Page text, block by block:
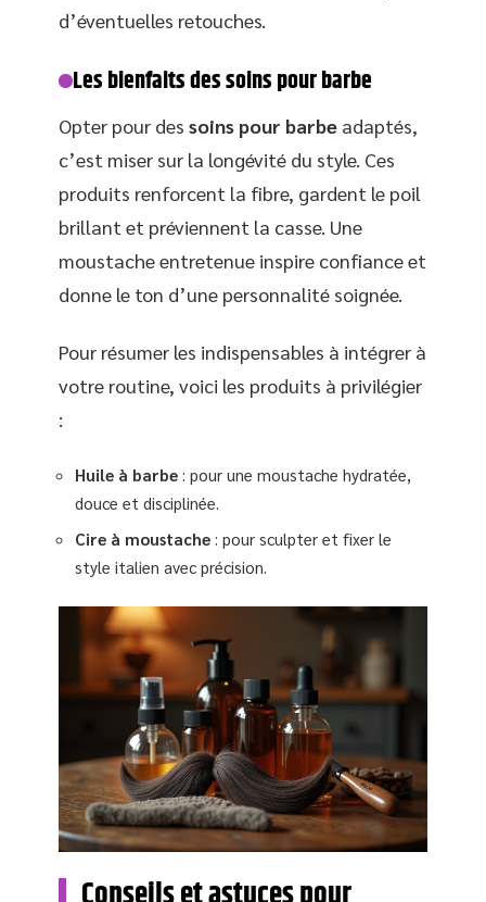
d’éventuelles retouches.
Les bienfaits des soins pour barbe
Opter pour des soins pour barbe adaptés,
c’est miser sur la longévité du style. Ces
produits renforcent la fibre, gardent le poil
brillant et préviennent la casse. Une
moustache entretenue inspire confiance et
donne le ton d’une personnalité soignée.
Pour résumer les indispensables à intégrer à
votre routine, voici les produits à privilégier
:
Huile à barbe : pour une moustache hydratée,
douce et disciplinée.
Cire à moustache : pour sculpter et fixer le
style italien avec précision.